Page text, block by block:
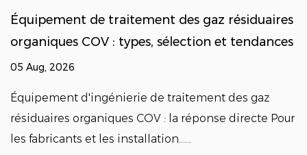
des gaz résiduaires
sélection et tendances
de traitement des gaz
COV : la réponse directe Pour
Comment
résiduaires
Quoi Ingénierie du
organiques Solutions